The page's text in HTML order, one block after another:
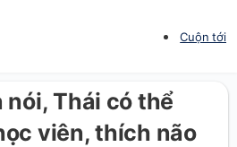
Cuộn tới
Thái có thể
viên, thích não